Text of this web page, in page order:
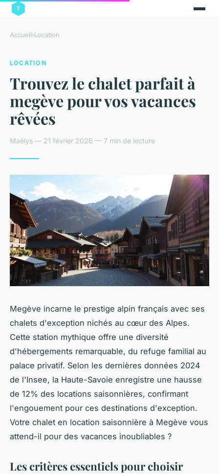
Accueil›Location
LOCATION
Trouvez le chalet parfait à
megève pour vos vacances
rêvées
Maëlys — 21 février 2026 — 7 min de lecture
Megève incarne le prestige alpin français avec ses
chalets d'exception nichés au cœur des Alpes.
Cette station mythique offre une diversité
d'hébergements remarquable, du refuge familial au
palace privatif. Selon les dernières données 2024
de l'Insee, la Haute-Savoie enregistre une hausse
de 12% des locations saisonnières, confirmant
l'engouement pour ces destinations d'exception.
Votre chalet en location saisonnière à Megève vous
attend-il pour des vacances inoubliables ?
Les critères essentiels pour choisir